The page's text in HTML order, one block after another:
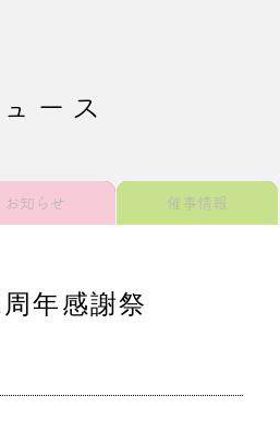
ース
お知らせ 催事情報
年感謝祭